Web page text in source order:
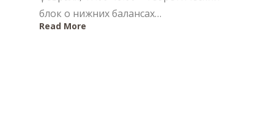
блок о нижних балансах…
Read More